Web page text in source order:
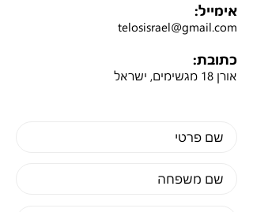
אימייל:
telosisrael@gmail.com
כתובת:
אורן 18 מגשימים, ישראל